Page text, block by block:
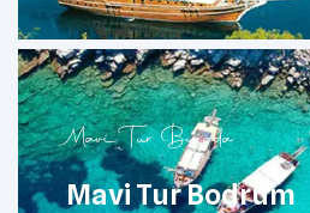
Mavi Tur Burada
Mavi Tur Bodrum